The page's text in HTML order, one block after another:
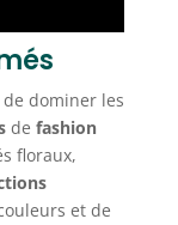
dominer les
de fashion
floraux,
et de